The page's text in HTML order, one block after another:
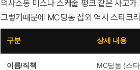
의사소통 미스나 스케줄 펑크 같은 사고
그렇기때문에 MC딩동 섭외 역시 스타코
구분 상세 내용
이름/직책 MC딩동 (스